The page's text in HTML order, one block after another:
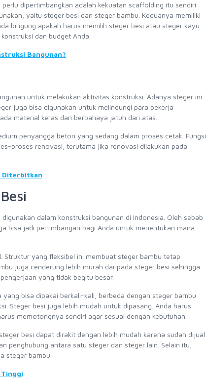
dipertimbangkan adalah kekuatan scaffolding itu sendiri
yaitu steger besi dan steger bambu. Keduanya memiliki
bingung apakah harus memilih steger besi atau steger kayu
dan budget Anda.
Bangunan?
untuk melakukan aktivitas konstruksi. Adanya steger ini
juga bisa digunakan untuk melindungi para pekerja
material keras dan berbahaya jatuh dari atas.
penyangga beton yang sedang dalam proses cetak. Fungsi
proses renovasi, terutama jika renovasi dilakukan pada
Diterbitkan
dalam konstruksi bangunan di Indonesia. Oleh sebab
bisa jadi pertimbangan bagi Anda untuk menentukan mana
Struktur yang fleksibel ini membuat steger bambu tetap
juga cenderung lebih murah daripada steger besi sehingga
yang tidak begitu besar.
bisa dipakai berkali-kali, berbeda dengan steger bambu
Steger besi juga lebih mudah untuk dipasang. Anda harus
memotongnya sendiri agar sesuai dengan kebutuhan.
besi dapat dirakit dengan lebih mudah karena sudah dijual
penghubung antara satu steger dan steger lain. Selain itu,
steger bambu.